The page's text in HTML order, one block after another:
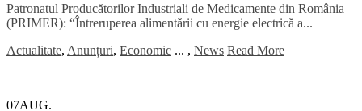
Patronatul Producătorilor Industriali de Medicamente din România
(PRIMER): “Întreruperea alimentării cu energie electrică a...
Actualitate, Anunțuri, Economic ... , News Read More
07AUG.